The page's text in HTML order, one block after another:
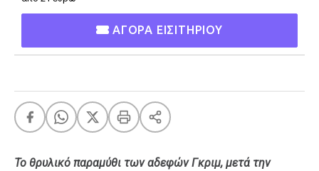
LIFE
Ταξίδια
Style
Σπίτι
Family
ΑΓΟΡΑ ΕΙΣΙΤΗΡΙΟΥ
Το θρυλικό παραμύθι των αδεφών Γκριμ, μετά την